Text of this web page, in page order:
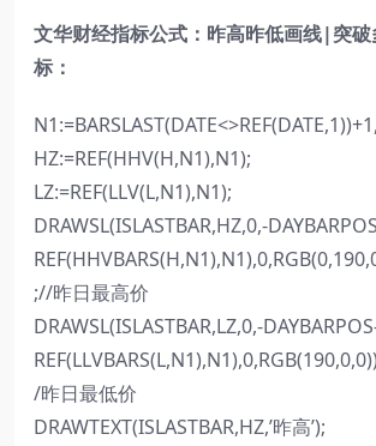
文华财经指标公式：昨高昨低画线|突
标：
HZ:=REF(HHV(H,N1),N1);
LZ:=REF(LLV(L,N1),N1);
DRAWSL(ISLASTBAR,HZ,0,-
;//昨日最高价
DRAWSL(ISLASTBAR,LZ,0,-
/昨日最低价
DRAWTEXT(ISLASTBAR,HZ,’昨高’);